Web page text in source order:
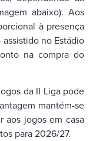
abaixo). Aos
à presença
no Estádio
na compra do
da II Liga pode
mantém-se
aos jogos em casa
para 2026/27.